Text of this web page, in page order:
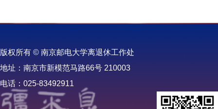
版权所有 © 南京邮电大学离退休工作处
地址：南京市新模范马路66号 210003
电话：025-83492911